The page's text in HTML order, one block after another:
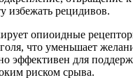
избежать рецидивов.
опиоидные
что уменьшает
эффективен для
риском срыва.